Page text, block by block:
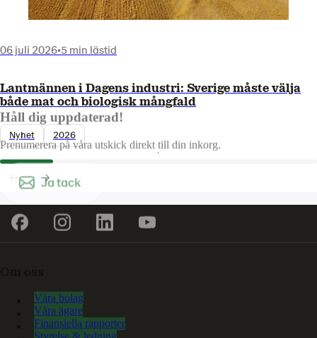
06 juli 2026•5 min lästid
Lantmännen i Dagens industri: Sverige måste välja
både mat och biologisk mångfald
Nyhet 2026
Håll dig uppdaterad!
Prenumerera på våra utskick direkt till din inkorg.
Ja tack
Våra bolag
Våra ägare
Finansiella rapporter